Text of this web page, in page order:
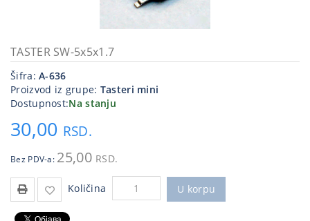
priključci
Kućna
tehnika
oprema,računari
Strujni
TASTER SW-5x5x1.7
Šifra:A-636
Proizvod iz grupe: Tasteri mini
Dostupnost:Na stanju
30,00 RSD.
Bez PDV-a: 25,00 RSD.
Količina U korpu